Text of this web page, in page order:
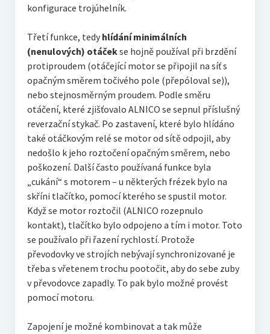
konfigurace trojúhelník.
Třetí funkce, tedy hlídání minimálních
(nenulových) otáčekse hojně používal při brzdění
protiproudem (otáčející motor se připojil na síť s
opačným směrem točivého pole (přepóloval se)),
nebo stejnosměrným proudem. Podle směru
otáčení, které zjišťovalo ALNICO se sepnul příslušný
reverzační stykač. Po zastavení, které bylo hlídáno
také otáčkovým relé se motor od sítě odpojil, aby
nedošlo k jeho roztočení opačným směrem, nebo
poškození. Další často používaná funkce byla
„cukání“ s motorem – u některých frézek bylo na
skříni tlačítko, pomocí kterého se spustil motor.
Když se motor roztočil (ALNICO rozepnulo
kontakt), tlačítko bylo odpojeno a tím i motor. Toto
se používalo při řazení rychlostí. Protože
převodovky ve strojích nebývají synchronizované je
třeba s vřetenem trochu pootočit, aby do sebe zuby
v převodovce zapadly. To pak bylo možné provést
pomocí motoru.
Zapojení je možné kombinovat a tak může